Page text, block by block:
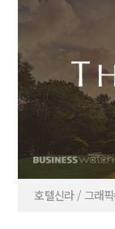
호텔신라 / 그래